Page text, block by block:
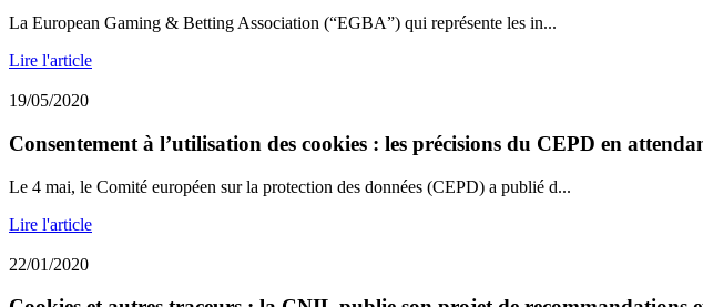
La European Gaming & Betting Association (“EGBA”) qui représente les in...
Lire l'article
19/05/2020
Consentement à l’utilisation des cookies : les précisions du CEPD en
Le 4 mai, le Comité européen sur la protection des données (CEPD) a publié d...
Lire l'article
22/01/2020